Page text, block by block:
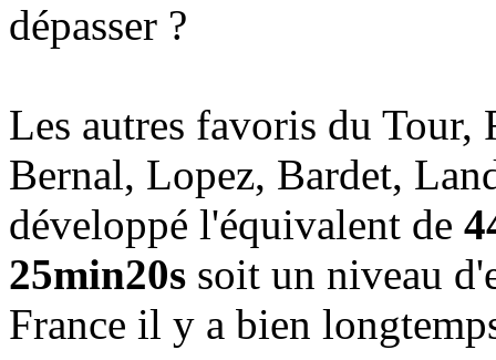
dépasser ?
Les autres favoris du
Bernal, Lopez, Bardet,
développé l'équivalent de
25min20s soit un niveau
France il y a bien